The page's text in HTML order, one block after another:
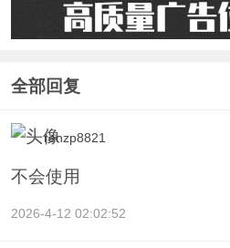
全部回复
renzp8821
不会使用
2026-4-12 02:02:52